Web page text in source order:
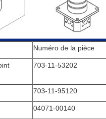
Numéro de la pièce
703-11-53202
703-11-95120
04071-00140